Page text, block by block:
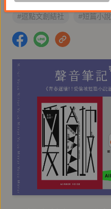
#逗點文創結社 #短篇小說
#AI有聲書